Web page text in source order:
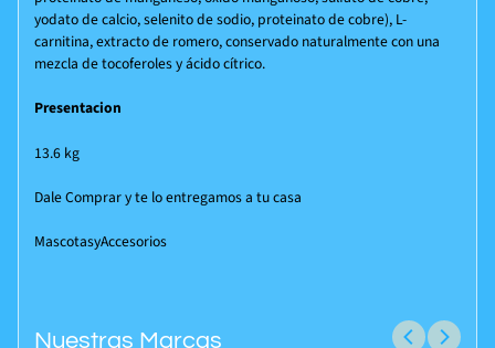
yodato de calcio, selenito de sodio, proteinato de cobre), L-
carnitina, extracto de romero, conservado naturalmente con una
mezcla de tocoferoles y ácido cítrico.
Presentacion
13.6 kg
Dale Comprar y te lo entregamos a tu casa
MascotasyAccesorios
Nuestras Marcas